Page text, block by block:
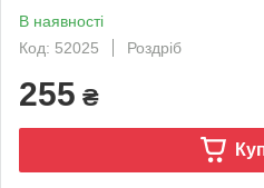
В наявності
Код: 52025
Роздріб
255 ₴